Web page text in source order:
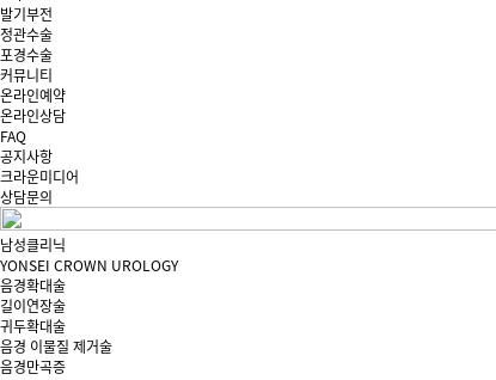
발기부전
정관수술
포경수술
커뮤니티
온라인예약
온라인상담
FAQ
공지사항
크라운미디어
상담문의
남성클리닉
YONSEI CROWN UROLOGY
음경확대술
길이연장술
귀두확대술
음경 이물질 제거술
음경만곡증